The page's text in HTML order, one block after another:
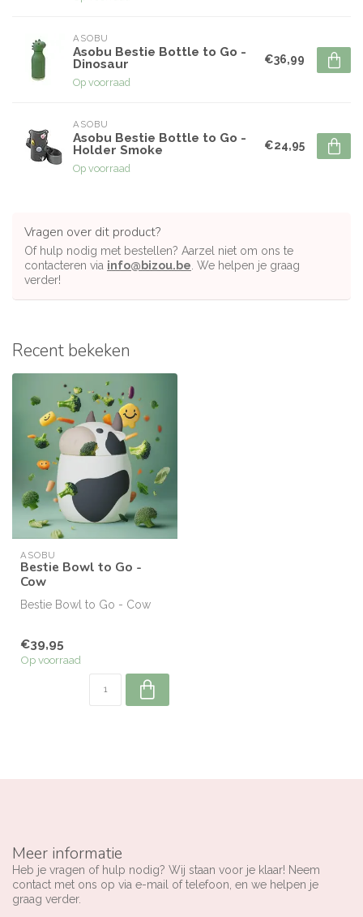
ASOBU
Asobu Bestie Bottle to Go -
Dinosaur
Op voorraad
€36,99
ASOBU
Asobu Bestie Bottle to Go -
Holder Smoke
Op voorraad
€24,95
Vragen over dit product?
Of hulp nodig met bestellen? Aarzel niet om ons te
contacteren via info@bizou.be . We helpen je graag
verder!
Recent bekeken
ASOBU
Bestie Bowl to Go -
Cow
Bestie Bowl to Go - Cow
€39,95
Op voorraad
Meer informatie
Heb je vragen of hulp nodig? Wij staan voor je klaar! Neem
contact met ons op via e-mail of telefoon, en we helpen je
graag verder.